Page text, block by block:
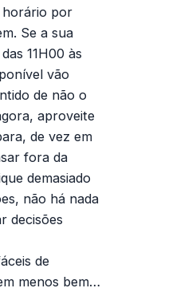
horário por
Se a sua
11H00 às
vão
de não o
aproveite
de vez em
fora da
demasiado
não há nada
decisões
de
menos bem…